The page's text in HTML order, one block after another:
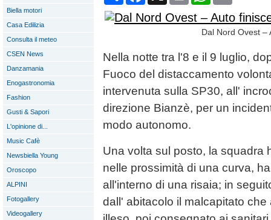
Biella motori
Casa Edilizia
Consulta il meteo
CSEN News
Danzamania
Enogastronomia
Fashion
Gusti & Sapori
L'opinione di...
Music Cafè
Newsbiella Young
Oroscopo
ALPINI
Fotogallery
Videogallery
Dal Nord Ovest –
Nella notte tra l'8 e il 9 luglio,
Fuoco del distaccamento
intervenuta sulla SP30, all'
direzione Bianzè, per un
modo autonomo.
Una volta sul posto, la squadra
nelle prossimità di una curva,
all'interno di una risaia; in
dall' abitacolo il malcapitato